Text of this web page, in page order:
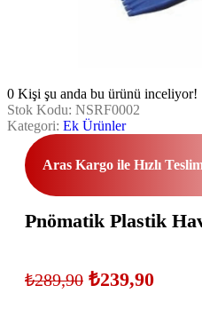
0 Kişi şu anda bu ürünü inceliyor!
Stok Kodu: NSRF0002
Kategori: Ek Ürünler
Aras Kargo ile Hızlı
Pnömatik Plastik
₺289,90 ₺239,90